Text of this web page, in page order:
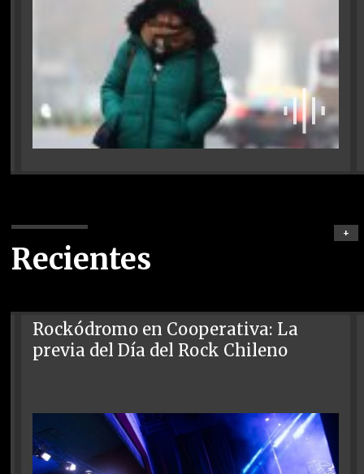
Recientes
+
Rockódromo en Cooperativa: La
previa del Día del Rock Chileno